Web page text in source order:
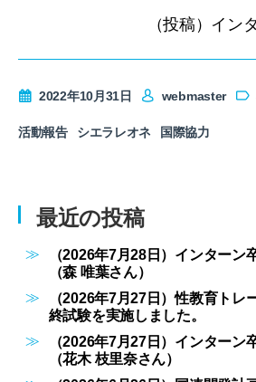
最近の投稿
（2026年7月28日）インターン
（森 唯葉さん）
（2026年7月27日）性教育トレ
終試験を実施しました。
（2026年7月27日）インターン
（花木 枝里奈さん）
（投稿）イ
2022年10月31日 webmaster
活動報告 シエラレオネ 国際協力